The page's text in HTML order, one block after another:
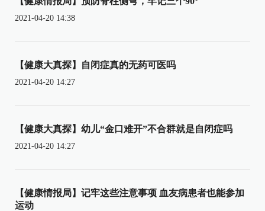
2021-04-20 14:38
【健康大真探】自闭症真的无药可医吗
2021-04-20 14:27
【健康大真探】幼儿“金口难开”不合群就是自闭症吗
2021-04-20 14:27
【健康情报局】记牢这些注意事项 血友病患者也能参加
运动